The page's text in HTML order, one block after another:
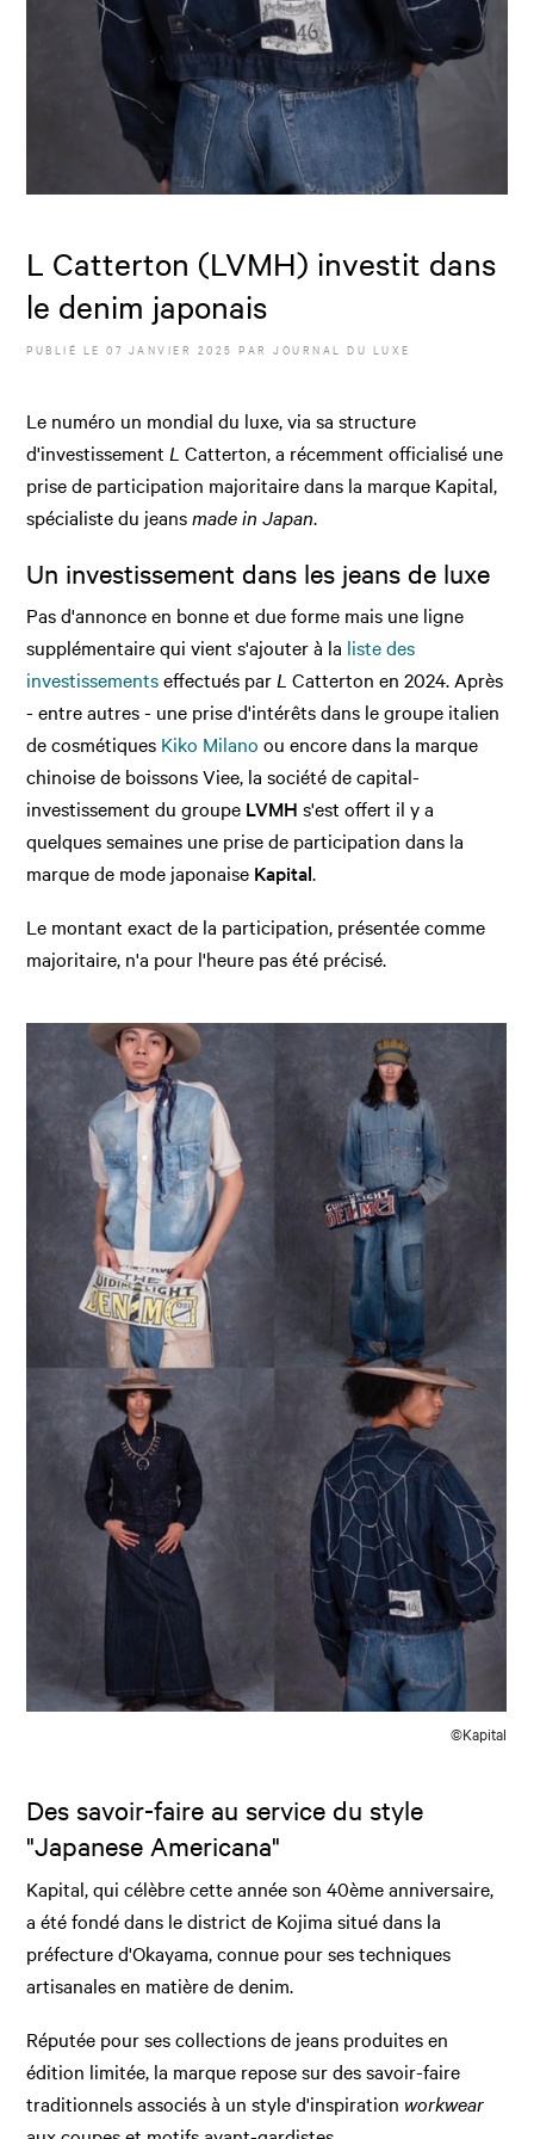
L Catterton (LVMH) investit dans
le denim japonais
PUBLIÉ LE07 JANVIER 2025 PAR JOURNAL DU LUXE
Le numéro un mondial du luxe, via sa structure
d'investissement L Catterton, a récemment officialisé une
prise de participation majoritaire dans la marque Kapital,
spécialiste du jeansmade in Japan.
Un investissement dans les jeans de luxe
Pas d'annonce en bonne et due forme mais une ligne
supplémentaire qui vient s'ajouter à la liste des
investissementseffectués par L Catterton en 2024. Après
- entre autres - une prise d'intérêts dans le groupe italien
de cosmétiques Kiko Milano ou encore dans la marque
chinoise de boissons Viee, la société de capital-
investissement du groupe LVMH s'est offert il y a
quelques semaines une prise de participation dans la
marque de mode japonaise Kapital.
Le montant exact de la participation, présentée comme
majoritaire, n'a pour l'heure pas été précisé.
©Kapital
Des savoir-faire au service du style
"Japanese Americana"
Kapital, qui célèbre cette année son 40ème anniversaire,
a été fondé dans le district de Kojima situé dans la
préfecture d'Okayama, connue pour ses techniques
artisanales en matière de denim.
Réputée pour ses collections de jeans produites en
édition limitée, la marque repose sur des savoir-faire
traditionnels associés à un style d'inspiration workwear